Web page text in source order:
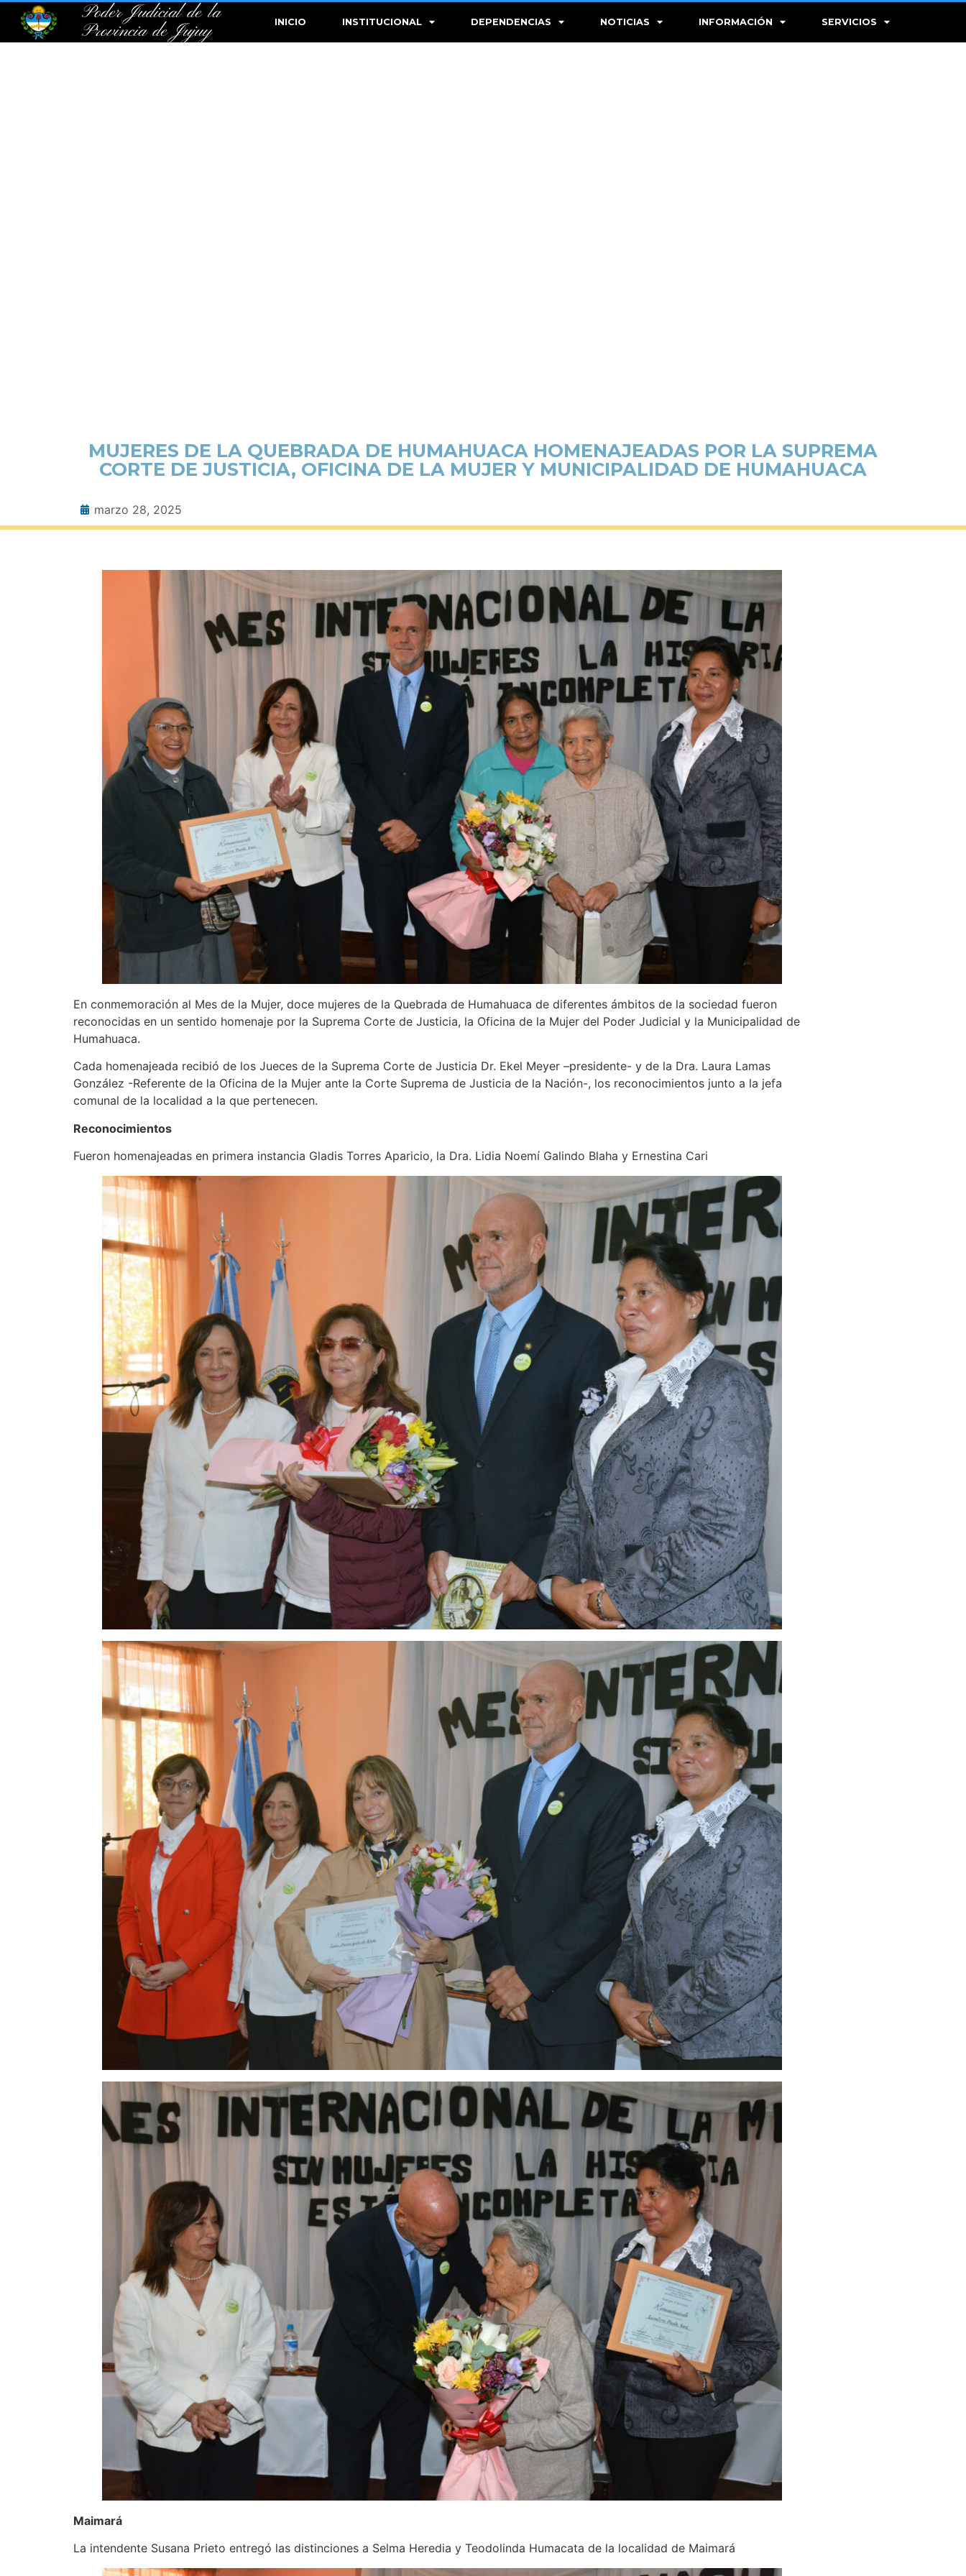
Poder Judicial de la
Provincia de Jujuy
INICIO INSTITUCIONAL DEPENDENCIAS NOTICIAS INFORMACIÓN SERVICIOS
MUJERES DE LA QUEBRADA DE HUMAHUACA HOMENAJEADAS POR LA SUPREMA
CORTE DE JUSTICIA, OFICINA DE LA MUJER Y MUNICIPALIDAD DE HUMAHUACA
marzo 28, 2025
En conmemoración al Mes de la Mujer, doce mujeres de la Quebrada de Humahuaca de diferentes ámbitos de la sociedad fueron
reconocidas en un sentido homenaje por la Suprema Corte de Justicia, la Oficina de la Mujer del Poder Judicial y la Municipalidad de
Humahuaca.
Cada homenajeada recibió de los Jueces de la Suprema Corte de Justicia Dr. Ekel Meyer –presidente- y de la Dra. Laura Lamas
González -Referente de la Oficina de la Mujer ante la Corte Suprema de Justicia de la Nación-, los reconocimientos junto a la jefa
comunal de la localidad a la que pertenecen.
Reconocimientos
Fueron homenajeadas en primera instancia Gladis Torres Aparicio, la Dra. Lidia Noemí Galindo Blaha y Ernestina Cari
Maimará
La intendente Susana Prieto entregó las distinciones a Selma Heredia y Teodolinda Humacata de la localidad de Maimará